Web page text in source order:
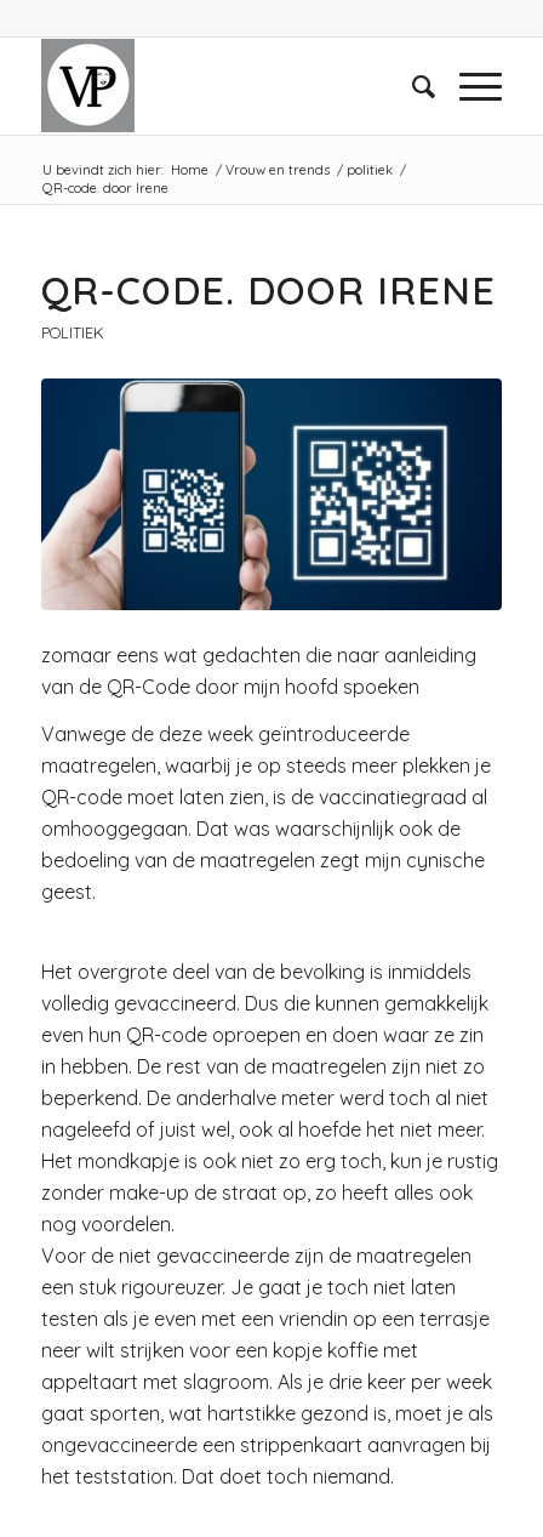
U bevindt zich hier: Home / Vrouw en trends / politiek /
QR-code. door Irene
QR-CODE. DOOR IRENE
POLITIEK
zomaar eens wat gedachten die naar aanleiding
van de QR-Code door mijn hoofd spoeken
Vanwege de deze week geïntroduceerde
maatregelen, waarbij je op steeds meer plekken je
QR-code moet laten zien, is de vaccinatiegraad al
omhooggegaan. Dat was waarschijnlijk ook de
bedoeling van de maatregelen zegt mijn cynische
geest.
Het overgrote deel van de bevolking is inmiddels
volledig gevaccineerd. Dus die kunnen gemakkelijk
even hun QR-code oproepen en doen waar ze zin
in hebben. De rest van de maatregelen zijn niet zo
beperkend. De anderhalve meter werd toch al niet
nageleefd of juist wel, ook al hoefde het niet meer.
Het mondkapje is ook niet zo erg toch, kun je rustig
zonder make-up de straat op, zo heeft alles ook
nog voordelen.
Voor de niet gevaccineerde zijn de maatregelen
een stuk rigoureuzer. Je gaat je toch niet laten
testen als je even met een vriendin op een terrasje
neer wilt strijken voor een kopje koffie met
appeltaart met slagroom. Als je drie keer per week
gaat sporten, wat hartstikke gezond is, moet je als
ongevaccineerde een strippenkaart aanvragen bij
het teststation. Dat doet toch niemand.